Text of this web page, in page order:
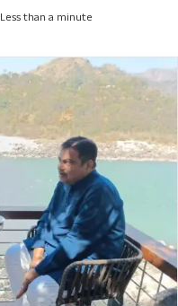
Less than a minute